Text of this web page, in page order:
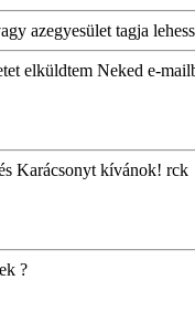
azegyesület tagja
elküldtem Neked e-
Karácsonyt kívánok! rck
?